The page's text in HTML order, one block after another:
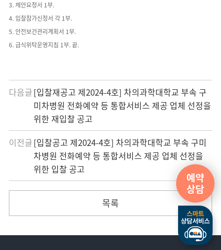
3.제안요청서 1부.
4. 입찰참가신청서 각1부.
5. 안전보건관리계획서 1부.
6. 급식위탁운영지침 1부. 끝.
다음글[입찰재공고 제2024-4호] 차의과학대학교 부속 구
미차병원 전화예약 등 통합서비스 제공 업체 선정을
위한 재입찰 공고
이전글[입찰공고 제2024-4호] 차의과학대학교 부속 구미
차병원 전화예약 등 통합서비스 제공 업체 선정을
위한 입찰 공고
목록
예약
상담